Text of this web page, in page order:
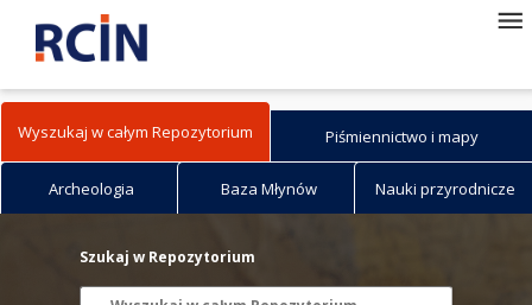
Wyszukaj w całym Repozytorium Piśmiennictwo i mapy
Archeologia Baza Młynów Nauki przyrodnicze
Szukaj w Repozytorium